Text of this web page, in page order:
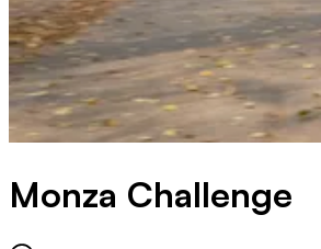
Monza Challenge